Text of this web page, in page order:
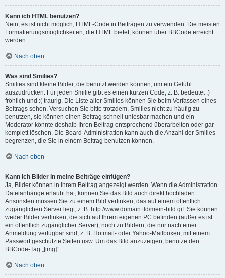
Kann ich HTML benutzen?
Nein, es ist nicht möglich, HTML-Code in Beiträgen zu verwenden. Die meisten
Formatierungsmöglichkeiten, die HTML bietet, können über BBCode erreicht
werden.
Nach oben
Was sind Smilies?
Smilies sind kleine Bilder, die benutzt werden können, um ein Gefühl
auszudrücken. Für jeden Smilie gibt es einen kurzen Code, z. B. bedeutet :)
fröhlich und :( traurig. Die Liste aller Smilies können Sie beim Verfassen eines
Beitrags sehen. Versuchen Sie bitte trotzdem, Smilies nicht zu häufig zu
benutzen, sie können einen Beitrag schnell unlesbar machen und ein
Moderator könnte deshalb Ihren Beitrag entsprechend überarbeiten oder gar
komplett löschen. Die Board-Administration kann auch die Anzahl der Smilies
begrenzen, die Sie in einem Beitrag benutzen können.
Nach oben
Kann ich Bilder in meine Beiträge einfügen?
Ja, Bilder können in Ihrem Beitrag angezeigt werden. Wenn die Administration
Dateianhänge erlaubt hat, können Sie das Bild auch direkt hochladen.
Ansonsten müssen Sie zu einem Bild verlinken, das auf einem öffentlich
zugänglichen Server liegt, z. B. http://www.domain.tld/mein-bild.gif. Sie können
weder Bilder verlinken, die sich auf Ihrem eigenen PC befinden (außer es ist
ein öffentlich zugänglicher Server), noch zu Bildern, die nur nach einer
Anmeldung verfügbar sind, z. B. Hotmail- oder Yahoo-Mailboxen, mit einem
Passwort geschützte Seiten usw. Um das Bild anzuzeigen, benutze den
BBCode-Tag „[img]“.
Nach oben